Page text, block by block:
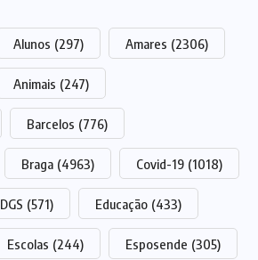
Alunos (297) Amares (2306)
Animais (247)
Barcelos (776)
Braga (4963) Covid-19 (1018)
DGS (571) Educação (433)
Escolas (244) Esposende (305)